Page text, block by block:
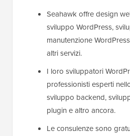
Seahawk offre design
sviluppo WordPress,
manutenzione
altri servizi.
I loro sviluppatori
professionisti esperti
sviluppo backend,
plugin e altro ancora.
Le consulenze sono